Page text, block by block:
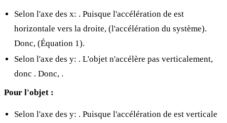
Selon l'axe des x: . Puisque l'accélération de est
horizontale vers la droite, (l'accélération du système).
Donc, (Équation 1).
Selon l'axe des y: . L'objet n'accélère pas verticalement,
donc . Donc, .
Pour l'objet :
Selon l'axe des y: . Puisque l'accélération de est verticale